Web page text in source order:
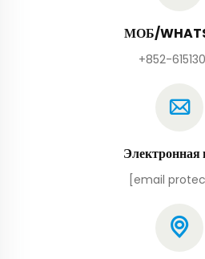
МОБ/
+852-
Электронная
[email